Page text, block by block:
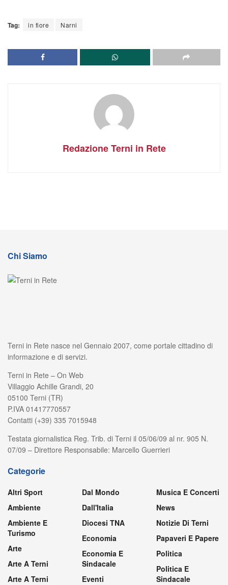
Tag: in fiore Narni
Redazione Terni in Rete
Chi Siamo
Terni in Rete nasce nel Gennaio 2007, come portale cittadino di
informazione e di servizi.
Terni in Rete – On Web
Villaggio Achille Grandi, 20
05100 Terni (TR)
P.IVA 01417770557
Contatti (+39) 335 7015948
Testata giornalistica Reg. Trib. di Terni il 05/06/09 al nr. 905 N.
07/09 – Direttore Responsabile: Marcello Guerrieri
Categorie
Altri Sport
Ambiente
Ambiente E
Turismo
Arte
Arte A Terni
Arte A Terni
Dal Mondo
Dall'Italia
Diocesi TNA
Economia
Economia E
Sindacale
Eventi
Musica E Concerti
News
Notizie Di Terni
Papaveri E Papere
Politica
Politica E
Sindacale